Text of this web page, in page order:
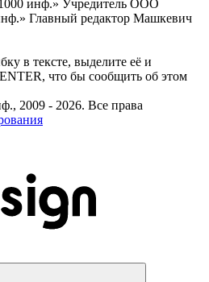
инф.» Учредитель ООО
Главный редактор Машкевич
в тексте, выделите её и
что бы сообщить об этом
2009 - 2026. Все права